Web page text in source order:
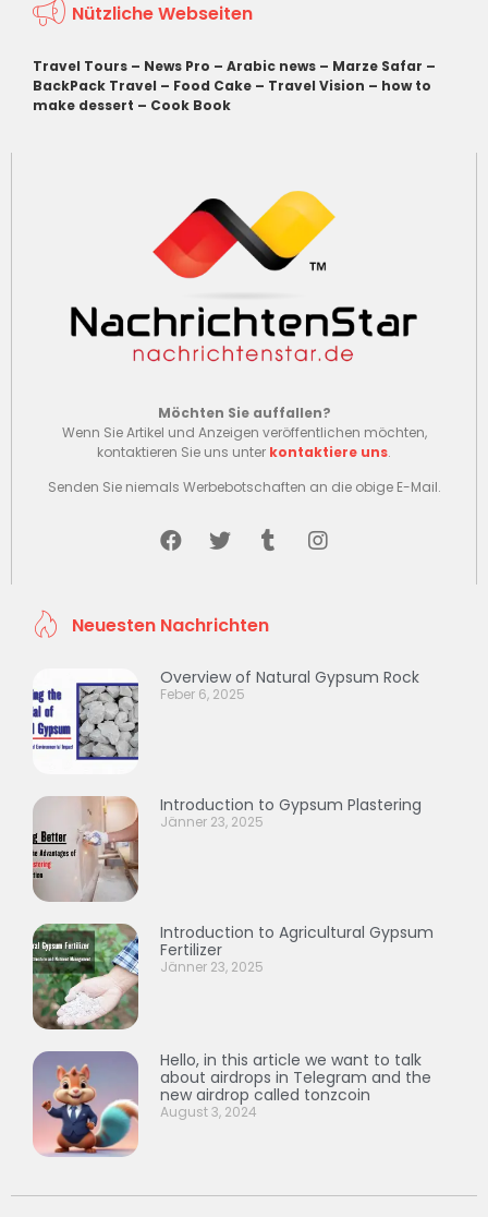
Nützliche Webseiten
Travel Tours – News Pro – Arabic news – Marze Safar –
BackPack Travel – Food Cake – Travel Vision – how to
make dessert – Cook Book
Möchten Sie auffallen?
Wenn Sie Artikel und Anzeigen veröffentlichen möchten,
kontaktieren Sie uns unter kontaktiere uns.
Senden Sie niemals Werbebotschaften an die obige E-Mail.
Neuesten Nachrichten
Overview of Natural Gypsum Rock
Feber 6, 2025
Introduction to Gypsum Plastering
Jänner 23, 2025
Introduction to Agricultural Gypsum
Fertilizer
Jänner 23, 2025
Hello, in this article we want to talk
about airdrops in Telegram and the
new airdrop called tonzcoin
August 3, 2024